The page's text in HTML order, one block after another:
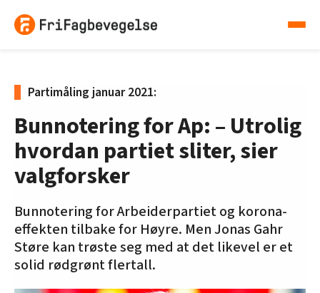
Partimåling januar 2021:
Bunnotering for Ap: – Utrolig
hvordan partiet sliter, sier
valgforsker
Bunnotering for Arbeiderpartiet og korona-
effekten tilbake for Høyre. Men Jonas Gahr
Støre kan trøste seg med at det likevel er et
solid rødgrønt flertall.